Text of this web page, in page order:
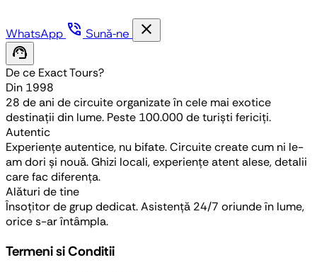
WhatsApp phone_in_talk Sună-ne
close
support_agent
De ce Exact Tours?
Din 1998
28 de ani de circuite organizate în cele mai exotice
destinații din lume. Peste 100.000 de turiști fericiți.
Autentic
Experiențe autentice, nu bifate. Circuite create cum ni le-
am dori și nouă. Ghizi locali, experiențe atent alese, detalii
care fac diferența.
Alături de tine
Însoțitor de grup dedicat. Asistență 24/7 oriunde în lume,
orice s-ar întâmpla.
Termeni si Conditii